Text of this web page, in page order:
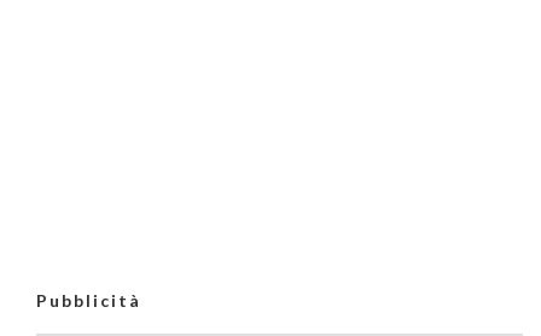
Pubblicità